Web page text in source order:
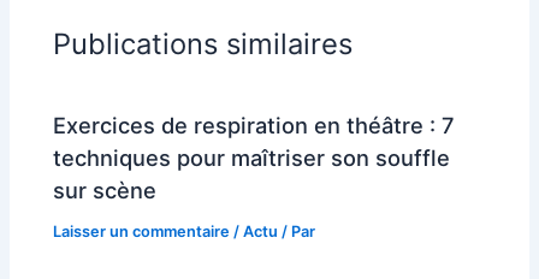
Publications similaires
Exercices de respiration en théâtre : 7
techniques pour maîtriser son souffle
sur scène
Laisser un commentaire /Actu / Par